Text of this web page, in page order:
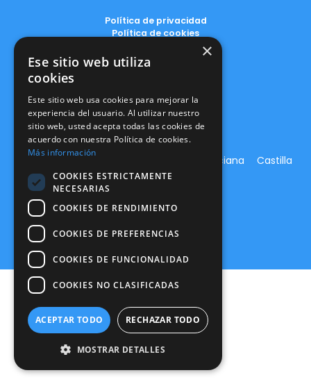
Política de privacidad
Política de cookies
Política de seguridad
Certificaciones
info@expertone.es
915 610 490
C. Valenciana
Castilla
y León
Canarias
×
Ese sitio web utiliza
cookies
Este sitio web usa cookies para mejorar la
experiencia del usuario. Al utilizar nuestro
sitio web, usted acepta todas las cookies de
acuerdo con nuestra Política de cookies.
Más información
COOKIES ESTRICTAMENTE
NECESARIAS
COOKIES DE RENDIMIENTO
COOKIES DE PREFERENCIAS
COOKIES DE FUNCIONALIDAD
COOKIES NO CLASIFICADAS
ACEPTAR TODO RECHAZAR TODO
MOSTRAR DETALLES